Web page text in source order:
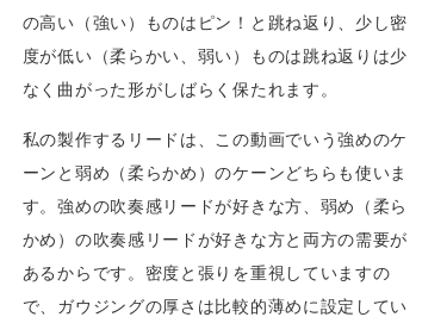
の高い（強い）ものはピン！と跳ね返り、少し密
度が低い（柔らかい、弱い）ものは跳ね返りは少
なく曲がった形がしばらく保たれます。
私の製作するリードは、この動画でいう強めのケ
ーンと弱め（柔らかめ）のケーンどちらも使いま
す。強めの吹奏感リードが好きな方、弱め（柔ら
かめ）の吹奏感リードが好きな方と両方の需要が
あるからです。密度と張りを重視していますの
で、ガウジングの厚さは比較的薄めに設定してい